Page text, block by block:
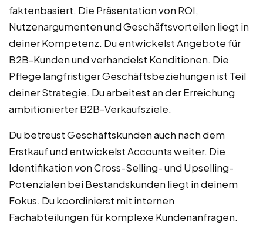
faktenbasiert. Die Präsentation von ROI,
Nutzenargumenten und Geschäftsvorteilen liegt in
deiner Kompetenz. Du entwickelst Angebote für
B2B-Kunden und verhandelst Konditionen. Die
Pflege langfristiger Geschäftsbeziehungen ist Teil
deiner Strategie. Du arbeitest an der Erreichung
ambitionierter B2B-Verkaufsziele.
Du betreust Geschäftskunden auch nach dem
Erstkauf und entwickelst Accounts weiter. Die
Identifikation von Cross-Selling- und Upselling-
Potenzialen bei Bestandskunden liegt in deinem
Fokus. Du koordinierst mit internen
Fachabteilungen für komplexe Kundenanfragen.